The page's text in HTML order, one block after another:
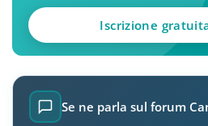
Iscrizione
Se ne parla sul forum